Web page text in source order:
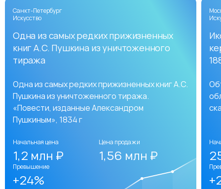
Санкт-Петербург
Искусство
Одна из самых редких прижизненных
книг А.С. Пушкина из уничтоженного
тиража
Одна из самых редких прижизненных книг А.С.
Пушкина из уничтоженного тиража.
«Повести, изданные Александром
Пушкиным», 1834 г
Начальная цена
1,2 млн ₽
Цена продажи
1,56 млн ₽
Превышение
+24%